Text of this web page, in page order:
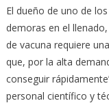
El dueño de uno de
demoras en el
de vacuna requiere
que, por la alta
conseguir
personal científico y